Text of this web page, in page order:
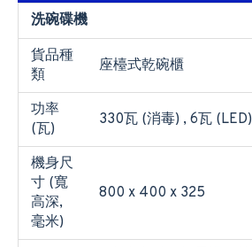
洗碗碟機
貨品種
類
座檯式乾碗櫃
功率
(瓦)
330瓦 (消毒) , 6瓦 (LED)
機身尺
寸 (寬
高深,
毫米)
800 x 400 x 325